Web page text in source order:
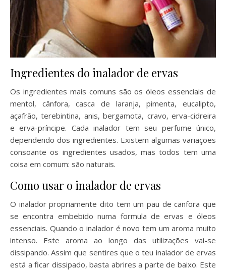
Ingredientes do inalador de ervas
Os ingredientes mais comuns são os óleos essenciais de
mentol, cânfora, casca de laranja, pimenta, eucalipto,
açafrão, terebintina, anis, bergamota, cravo, erva-cidreira
e erva-príncipe. Cada inalador tem seu perfume único,
dependendo dos ingredientes. Existem algumas variações
consoante os ingredientes usados, mas todos tem uma
coisa em comum: são naturais.
Como usar o inalador de ervas
O inalador propriamente dito tem um pau de canfora que
se encontra embebido numa formula de ervas e óleos
essenciais. Quando o inalador é novo tem um aroma muito
intenso. Este aroma ao longo das utilizações vai-se
dissipando. Assim que sentires que o teu inalador de ervas
está a ficar dissipado, basta abrires a parte de baixo. Este